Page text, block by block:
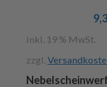
inkl. 19 % MwSt.
zzgl.